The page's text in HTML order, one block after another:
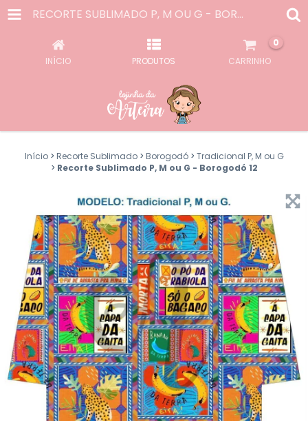
RECORTE SUBLIMADO P, M OU G - BOROGODÓ 12
INÍCIO PRODUTOS CARRINHO
0
Início > Recorte Sublimado > Borogodó > Tradicional P, M ou G
> Recorte Sublimado P, M ou G - Borogodó 12